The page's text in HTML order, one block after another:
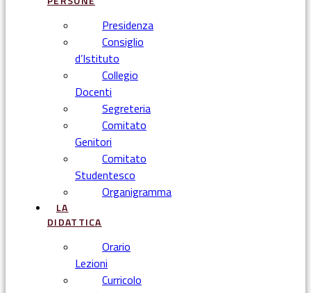
Presidenza
Consiglio
d’Istituto
Collegio
Docenti
Segreteria
Comitato
Genitori
Comitato
Studentesco
Organigramma
LA
DIDATTICA
Orario
Lezioni
Curricolo